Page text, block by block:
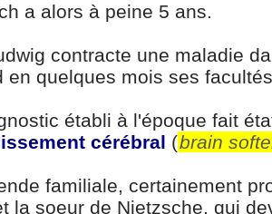
a alors à peine 5 ans.
contracte une maladie
en quelques mois ses
établi à l'époque fait
cérébral (brain
familiale, certainement
la soeur de Nietzsche, qui